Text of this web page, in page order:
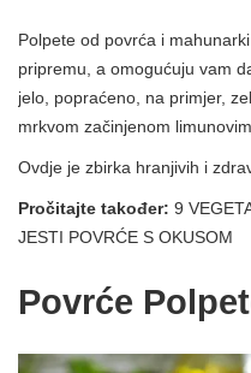
Polpete od povrća i
pripremu, a omogućuju vam
jelo, popraćeno, na primjer,
mrkvom začinjenom
Ovdje je zbirka hranjivih i
Pročitajte također: 9
JESTI POVRĆE S OKUSOM
Povrće